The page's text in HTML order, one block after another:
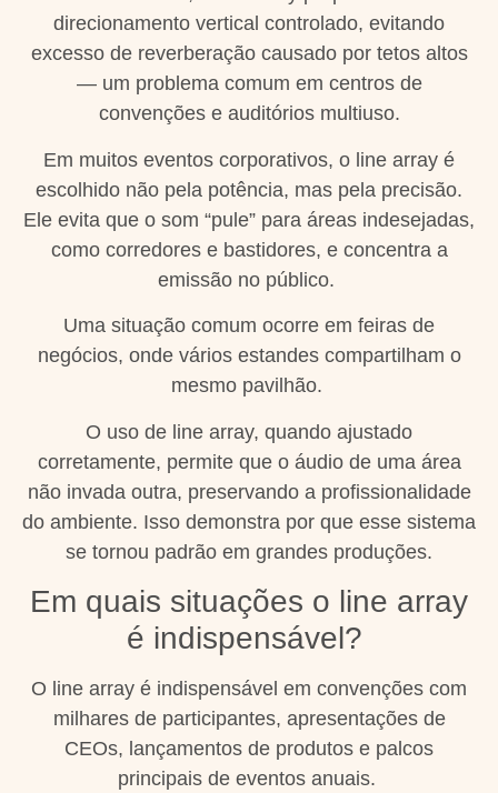
direcionamento vertical controlado, evitando
excesso de reverberação causado por tetos altos
— um problema comum em centros de
convenções e auditórios multiuso.
Em muitos eventos corporativos, o line array é
escolhido não pela potência, mas pela precisão.
Ele evita que o som “pule” para áreas indesejadas,
como corredores e bastidores, e concentra a
emissão no público.
Uma situação comum ocorre em feiras de
negócios, onde vários estandes compartilham o
mesmo pavilhão.
O uso de line array, quando ajustado
corretamente, permite que o áudio de uma área
não invada outra, preservando a profissionalidade
do ambiente. Isso demonstra por que esse sistema
se tornou padrão em grandes produções.
Em quais situações o line array
é indispensável?
O line array é indispensável em convenções com
milhares de participantes, apresentações de
CEOs, lançamentos de produtos e palcos
principais de eventos anuais.